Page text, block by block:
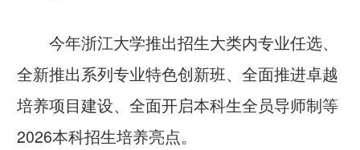
今年浙江大学推出招生大类内专业任选、
全新推出系列专业特色创新班、全面推进卓越
培养项目建设、全面开启本科生全员导师制等
2026本科招生培养亮点。